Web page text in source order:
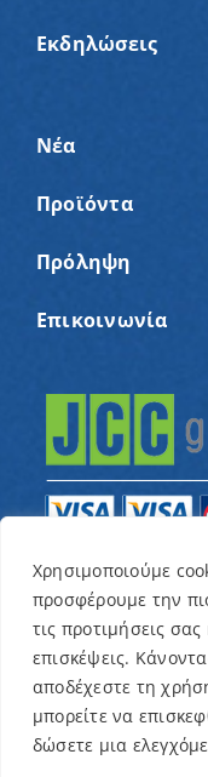
Χρησιμοποιούμε
προσφέρουμε την
τις προτιμήσεις
επισκέψεις.
αποδέχεστε τη
μπορείτε να
δώσετε μια
Εκδηλώσεις
Νέα
Προϊόντα
Πρόληψη
Επικοινωνία
© Copyright
παιδιά με
Όνειρο Μια Ευχή»